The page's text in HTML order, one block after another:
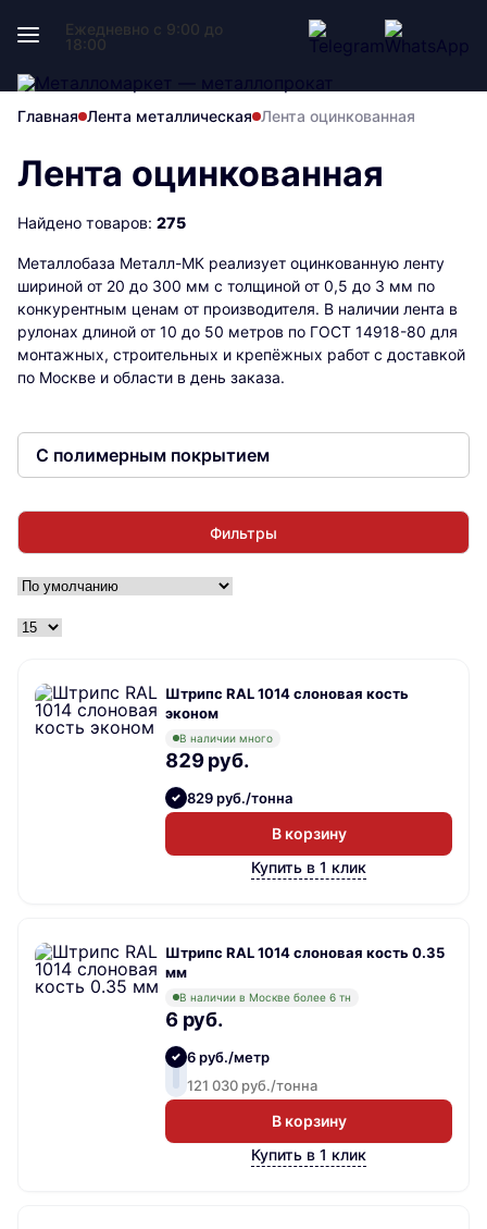
Ежедневно с 9:00 до
18:00
Главная Лента металлическая Лента оцинкованная
Лента оцинкованная
Найдено товаров: 275
Металлобаза Металл-МК реализует оцинкованную ленту
шириной от 20 до 300 мм с толщиной от 0,5 до 3 мм по
конкурентным ценам от производителя. В наличии лента в
рулонах длиной от 10 до 50 метров по ГОСТ 14918-80 для
монтажных, строительных и крепёжных работ с доставкой
по Москве и области в день заказа.
С полимерным покрытием
Фильтры
Штрипс RAL 1014 слоновая кость
эконом
В наличии много
829 руб.
829 руб./тонна
В корзину
Купить в 1 клик
Штрипс RAL 1014 слоновая кость 0.35
мм
В наличии в Москве более 6 тн
6 руб.
6 руб./метр
121 030 руб./тонна
В корзину
Купить в 1 клик